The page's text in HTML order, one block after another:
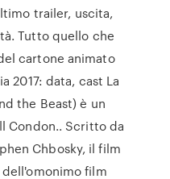
trailer, uscita,
Tutto quello che
cartone animato
2017: data, cast La
the Beast) è un
Condon.. Scritto da
Chbosky, il film
film